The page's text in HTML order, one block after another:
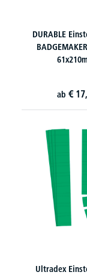
DURABLE
ab € 17,
Ultradex